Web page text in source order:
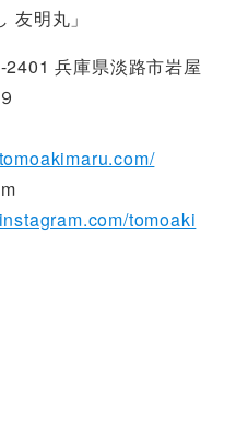
友明丸」
兵庫県淡路市岩屋
tomoaki